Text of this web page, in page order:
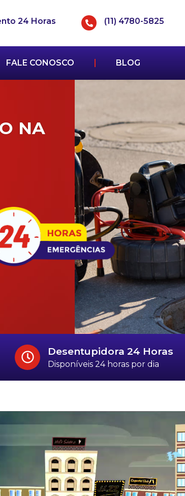
24 Horas (11) 4780-5825
FALE CONOSCO BLOG
NA
Desentupidora 24 Horas
Disponíveis 24 horas por dia